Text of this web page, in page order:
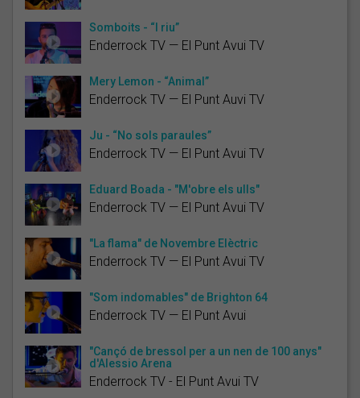
Somboits - “I riu”
Enderrock TV — El Punt Avui TV
Mery Lemon - “Animal”
Enderrock TV — El Punt Auvi TV
Ju - “No sols paraules”
Enderrock TV — El Punt Avui TV
Eduard Boada - "M'obre els ulls"
Enderrock TV — El Punt Avui TV
"La flama" de Novembre Elèctric
Enderrock TV — El Punt Avui TV
"Som indomables" de Brighton 64
Enderrock TV — El Punt Avui
"Cançó de bressol per a un nen de 100 anys"
d'Alessio Arena
Enderrock TV - El Punt Avui TV